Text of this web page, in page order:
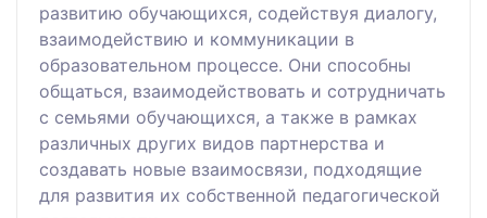
развитию обучающихся, содействуя диалогу,
взаимодействию и коммуникации в
образовательном процессе. Они способны
общаться, взаимодействовать и сотрудничать
с семьями обучающихся, а также в рамках
различных других видов партнерства и
создавать новые взаимосвязи, подходящие
для развития их собственной педагогической